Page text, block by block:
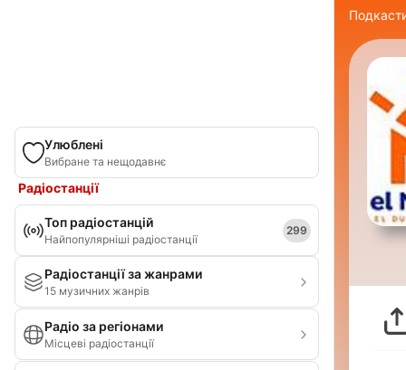
Улюблені
Вибране та нещодавнє
Радіостанції
Топ радіостанцій
Найпопулярніші радіостанції
299
Радіостанції за жанрами
15 музичних жанрів
Радіо за регіонами
Місцеві радіостанції